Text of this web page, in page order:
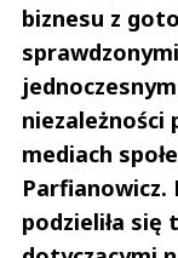
biznesu z
niezależności
mediach
Parfianowicz.
podzieliła się